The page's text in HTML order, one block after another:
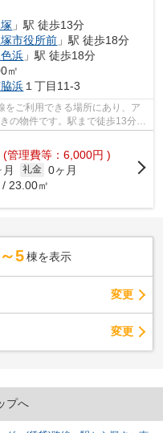
」駅 徒歩13分
塚市役所前 」駅 徒歩18分
浜 」駅 徒歩18分
㎡
脇浜１丁目11-3
をご利用できる場所にあり、ア
の物件です。駅まで徒歩13分の
(管理費等：6,000円 )
礼金 0ヶ月
23.00㎡
5 棟を表示
変更
変更
プへ